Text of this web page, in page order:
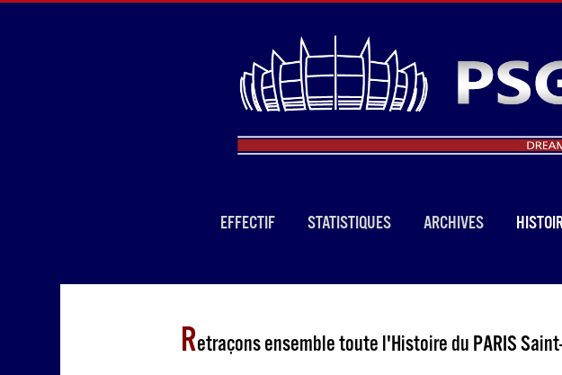
EFFECTIF STATISTIQUES ARCHIVES
Retraçons ensemble toute l'Histoire du PARIS